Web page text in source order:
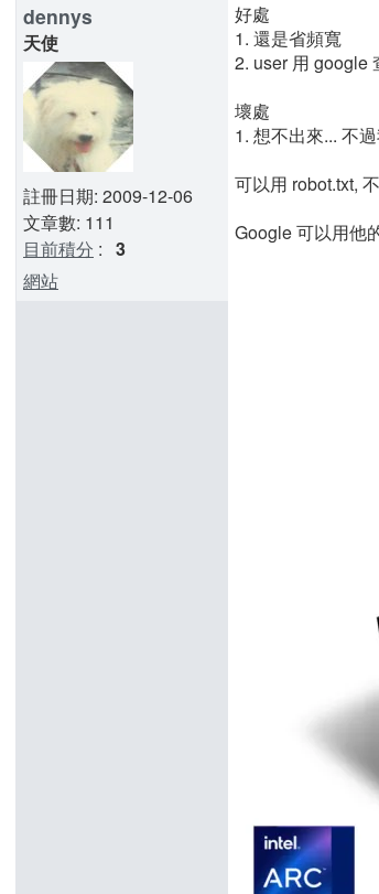
dennys
天使
註冊日期: 2009-12-06
文章數: 111
目前積分 : 3
網站
好處
1. 還是省頻寬
2. user 用 google
壞處
1. 想不出來... 不
可以用 robot.txt,
Google 可以用他